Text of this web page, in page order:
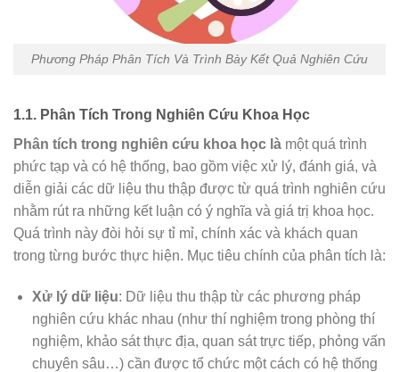
Phương Pháp Phân Tích Và Trình Bày Kết Quả Nghiên Cứu
1.1. Phân Tích Trong Nghiên Cứu Khoa Học
Phân tích trong nghiên cứu khoa học là một quá trình
phức tạp và có hệ thống, bao gồm việc xử lý, đánh giá, và
diễn giải các dữ liệu thu thập được từ quá trình nghiên cứu
nhằm rút ra những kết luận có ý nghĩa và giá trị khoa học.
Quá trình này đòi hỏi sự tỉ mỉ, chính xác và khách quan
trong từng bước thực hiện. Mục tiêu chính của phân tích là:
Xử lý dữ liệu: Dữ liệu thu thập từ các phương pháp
nghiên cứu khác nhau (như thí nghiệm trong phòng thí
nghiệm, khảo sát thực địa, quan sát trực tiếp, phỏng vấn
chuyên sâu…) cần được tổ chức một cách có hệ thống